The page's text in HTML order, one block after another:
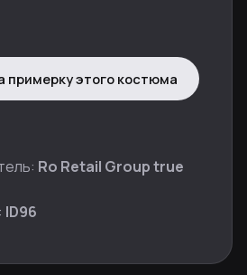
примерку этого костюма
Ro Retail Group true
ID96